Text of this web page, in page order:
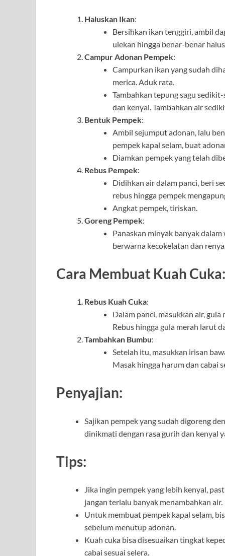
Haluskan Ikan:
Bersihkan ikan tenggiri, ambil
ulekan hingga benar-benar
Campur Adonan Pempek:
Campurkan ikan yang sudah
merica. Aduk rata.
Tambahkan tepung sagu
dan kenyal. Tambahkan air
Bentuk Pempek:
Ambil sejumput adonan, lalu
pempek kapal selam, buat
Diamkan pempek yang telah
Rebus Pempek:
Didihkan air dalam panci, beri
rebus hingga pempek
Angkat pempek, tiriskan.
Goreng Pempek:
Panaskan minyak banyak
berwarna kecokelatan dan
Cara Membuat Kuah Cuka:
Rebus Kuah Cuka:
Dalam panci, masukkan air,
Rebus hingga gula merah larut
Tambahkan Bumbu:
Setelah itu, masukkan irisan
Masak hingga harum dan cabai
Penyajian:
Sajikan pempek yang sudah digoreng
dinikmati dengan rasa gurih dan kenyal
Tips:
Jika ingin pempek yang lebih kenyal,
jangan terlalu banyak menambahkan air.
Untuk membuat pempek kapal selam,
sebelum menutup adonan.
Kuah cuka bisa disesuaikan tingkat
cabai sesuai selera.